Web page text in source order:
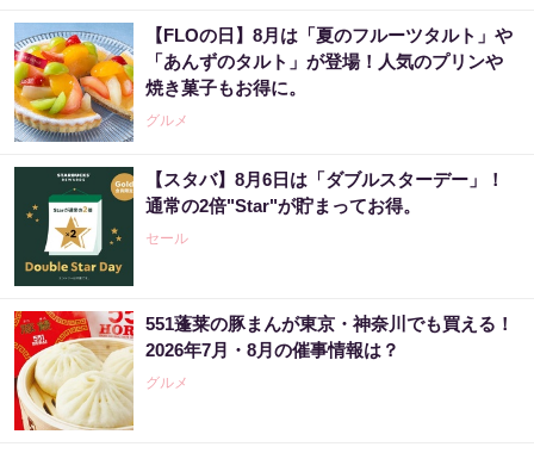
【FLOの日】8月は「夏のフルーツタルト」や
「あんずのタルト」が登場！人気のプリンや
焼き菓子もお得に。
グルメ
【スタバ】8月6日は「ダブルスターデー」！
通常の2倍"Star"が貯まってお得。
セール
551蓬莱の豚まんが東京・神奈川でも買える！
2026年7月・8月の催事情報は？
グルメ